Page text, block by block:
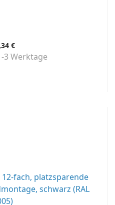
€
3 Werktage